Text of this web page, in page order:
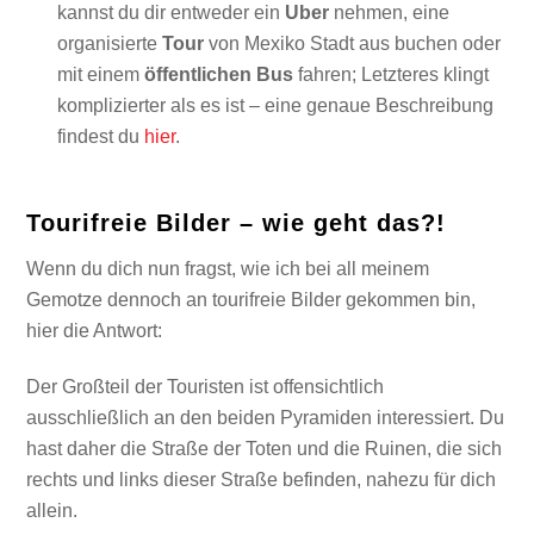
kannst du dir entweder ein Uber nehmen, eine
organisierte Tour von Mexiko Stadt aus buchen oder
mit einem öffentlichen Bus fahren; Letzteres klingt
komplizierter als es ist – eine genaue Beschreibung
findest du hier.
Tourifreie Bilder – wie geht das?!
Wenn du dich nun fragst, wie ich bei all meinem
Gemotze dennoch an tourifreie Bilder gekommen bin,
hier die Antwort:
Der Großteil der Touristen ist offensichtlich
ausschließlich an den beiden Pyramiden interessiert. Du
hast daher die Straße der Toten und die Ruinen, die sich
rechts und links dieser Straße befinden, nahezu für dich
allein.